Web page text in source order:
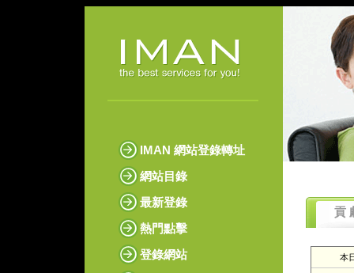
IMAN 網站登錄轉址
網站目錄
最新登錄
熱門點擊
登錄網站
貢
本